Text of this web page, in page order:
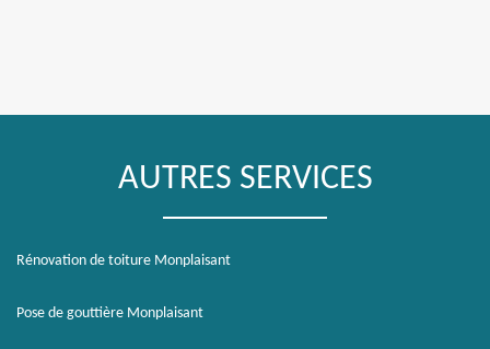
AUTRES SERVICES
Rénovation de toiture Monplaisant
Pose de gouttière Monplaisant